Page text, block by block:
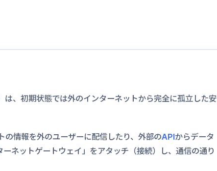
、初期状態では外のインターネットから完全に孤立した安
情報を外のユーザーに配信したり、外部のAPIからデータ
ネットゲートウェイ」をアタッチ（接続）し、通信の通り